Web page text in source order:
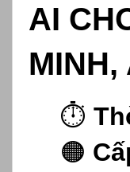
AI
MINH,
⏱️
🟠